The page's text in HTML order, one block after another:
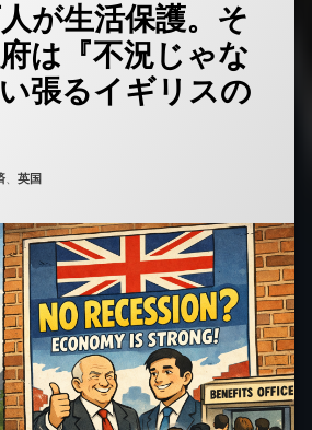
が生活保護。そ
は『不況じゃな
張るイギリスの
30日
:、 英国